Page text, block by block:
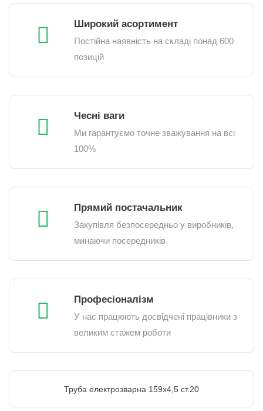
Широкий асортимент
Постійна наявність на складі понад 600
позицій
Чесні ваги
Ми гарантуємо точне зважування на всі
100%
Прямий постачальник
Закупівля безпосередньо у виробників,
минаючи посередників
Професіоналізм
У нас працюють досвідчені працівники з
великим стажем роботи
Труба електрозварна 159х4,5 ст.20